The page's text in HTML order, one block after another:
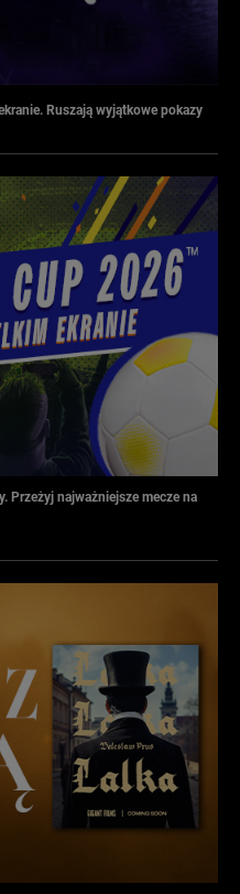
Ruszają wyjątkowe pokazy
Przeżyj najważniejsze mecze na